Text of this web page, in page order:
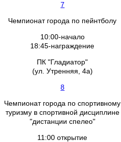
7
Чемпионат города по пейнтболу
10:00-начало
18:45-награждение
ПК "Гладиатор"
(ул. Утренняя, 4а)
8
Чемпионат города по спортивному
туризму в спортивной дисциплине
"дистанции спелео"
11:00 открытие